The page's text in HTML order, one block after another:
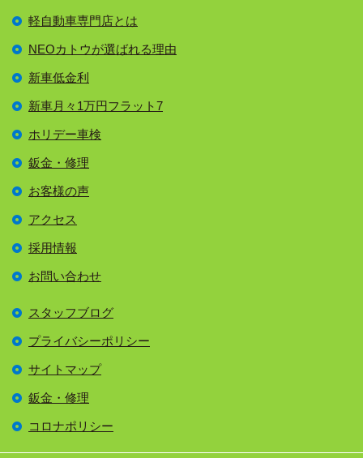
軽自動車専門店とは
NEOカトウが選ばれる理由
新車低金利
新車月々1万円フラット7
ホリデー車検
鈑金・修理
お客様の声
アクセス
採用情報
お問い合わせ
スタッフブログ
プライバシーポリシー
サイトマップ
鈑金・修理
コロナポリシー